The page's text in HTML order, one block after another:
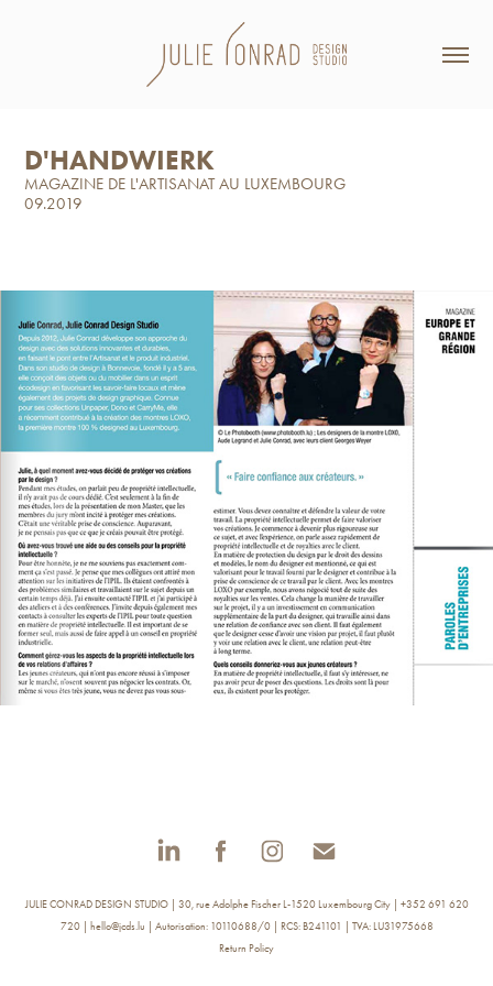
D'HANDWIERK
MAGAZINE DE L'ARTISANAT AU LUXEMBOURG
09.2019
JULIE CONRAD DESIGN STUDIO | 30, rue Adolphe Fischer L-1520 Luxembourg City | +352 691 620
720 | hello@jcds.lu | Autorisation: 10110688/0 | RCS: B241101 | TVA: LU31975668
Return Policy